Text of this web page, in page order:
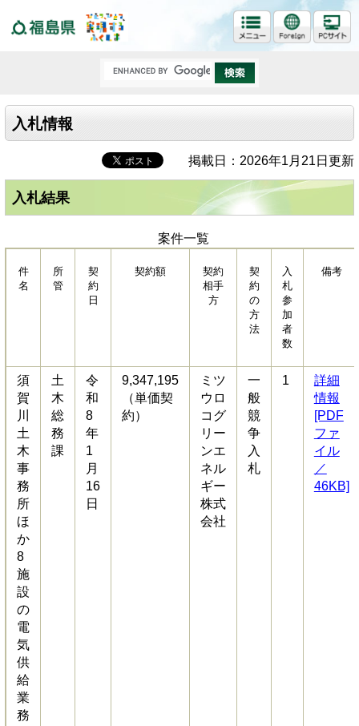
入札情報
掲載日：2026年1月21日更新
入札結果
案件一覧
件
名
所
管
契
約
日
契約額
契約
相手
方
契
約
の
方
法
入
札
参
加
者
数
備考
須
賀
川
土
木
事
務
所
ほ
か
8
施
設
の
電
気
供
給
業
務
土
木
総
務
課
令
和
8
年
1
月
16
日
9,347,195
（単価契
約）
ミツ
ウロ
コグ
リー
ンエ
ネル
ギー
株式
会社
一
般
競
争
入
札
1
詳細
情報
[PDF
ファ
イル
／
46KB]